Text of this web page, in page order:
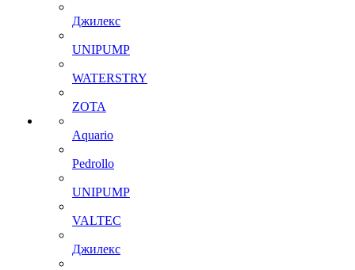
Джилекс
UNIPUMP
WATERSTRY
ZOTA
Aquario
Pedrollo
UNIPUMP
VALTEC
Джилекс